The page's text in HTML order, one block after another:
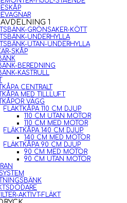
1
GRÖNSAKER-KÖTT
UNDERHYLLA
UTAN-UNDERHYLLA
SKÅP
BEREDNING
KASTRULL
CENTRALT
MED TILLLUFT
VÄGG
FLÄKTKÅPA 110 CM DJUP
110 CM UTAN MOTOR
110 CM MED MOTOR
FLÄKTKÅPA 140 CM DJUP
140 CM MED MOTOR
FLÄKTKÅPA 90 CM DJUP
90 CM MED MOTOR
90 CM UTAN MOTOR
AKTIVT-FLÄKT